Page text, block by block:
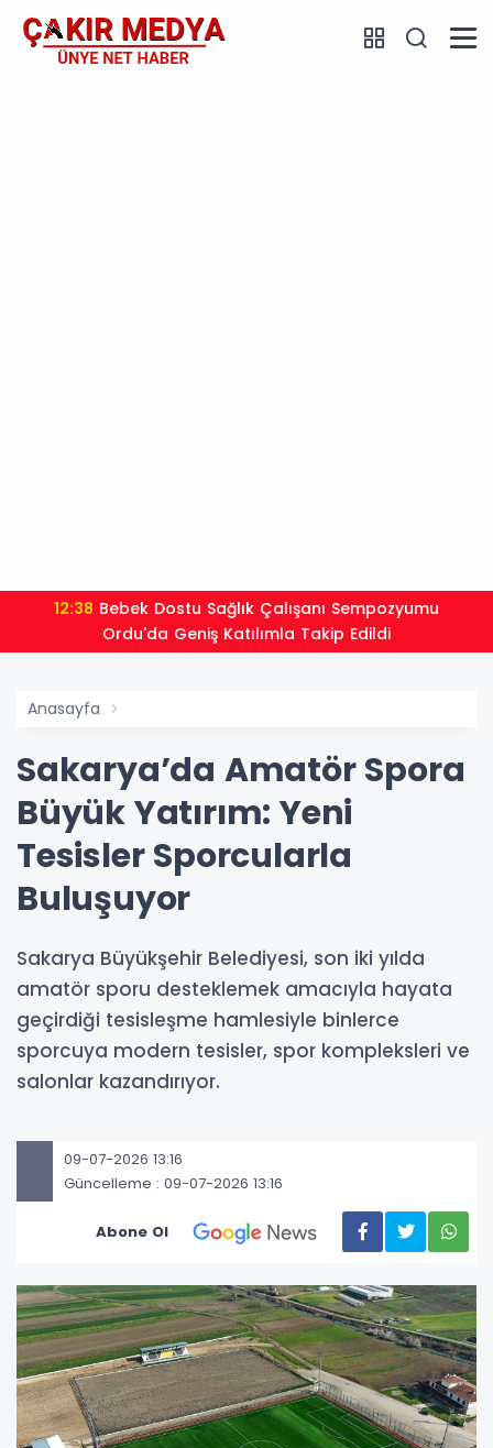
12:38
Ordu'da Geniş Katılımla Takip Edildi
Anasayfa
Sakarya’da Amatör Spora
Büyük Yatırım: Yeni
Tesisler Sporcularla
Buluşuyor
Sakarya Büyükşehir Belediyesi, son iki yılda
amatör sporu desteklemek amacıyla hayata
geçirdiği tesisleşme hamlesiyle binlerce
sporcuya modern tesisler, spor kompleksleri ve
salonlar kazandırıyor.
09-07-2026 13:16
Güncelleme : 09-07-2026 13:16
Abone Ol